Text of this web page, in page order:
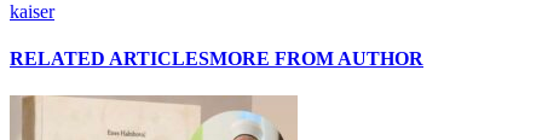
kaiser
RELATED ARTICLESMORE FROM AUTHOR